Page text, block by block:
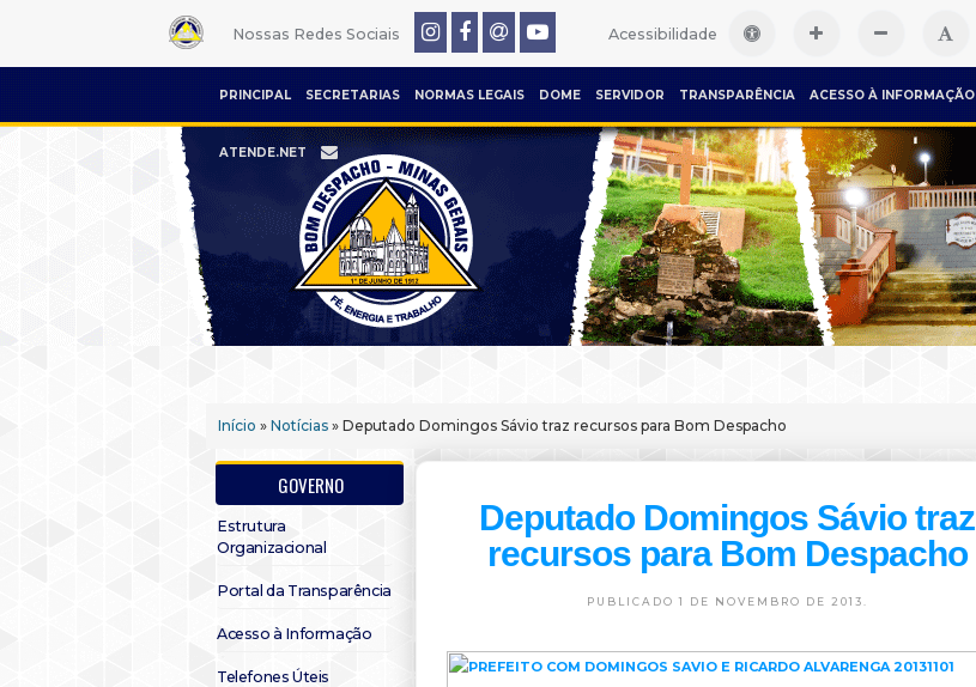
Nossas Redes Sociais Acessibilidade
PRINCIPAL SECRETARIAS NORMAS LEGAIS DOME SERVIDOR TRANSPARÊNCIA ACESSO À INFORMAÇÃO
ATENDE.NET
Início » Notícias » Deputado Domingos Sávio traz recursos para Bom Despacho
GOVERNO
Estrutura
Organizacional
Portal da Transparência
Acesso à Informação
Telefones Úteis
Deputado Domingos Sávio traz
recursos para Bom Despacho
PUBLICADO 1 DE NOVEMBRO DE 2013.